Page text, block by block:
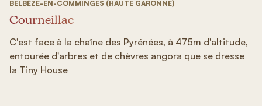
BELBÈZE-EN-COMMINGES (HAUTE GARONNE)
Courneillac
C'est face à la chaîne des Pyrénées, à 475m d'altitude,
entourée d'arbres et de chèvres angora que se dresse
la Tiny House